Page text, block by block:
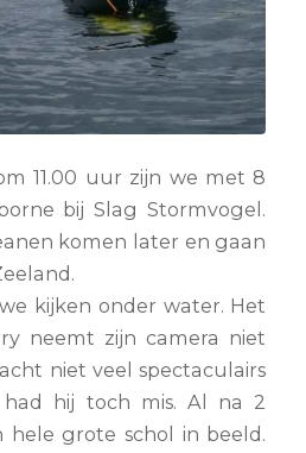
11.00 uur zijn we met 8
bij Slag Stormvogel.
komen later en gaan
kijken onder water. Het
neemt zijn camera niet
niet veel spectaculairs
hij toch mis. Al na 2
grote schol in beeld.